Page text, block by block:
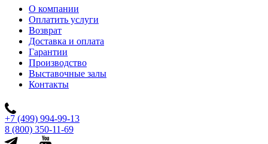
О компании
Оплатить услуги
Возврат
Доставка и оплата
Гарантии
Производство
Выставочные залы
Контакты
+7 (499) 994-99-13
8 (800) 350-11-69